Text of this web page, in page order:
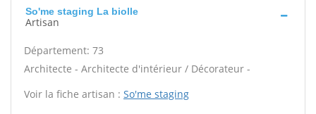
So'me staging La biolle
Artisan
Département: 73
Architecte - Architecte d'intérieur / Décorateur -
Voir la fiche artisan : So'me staging